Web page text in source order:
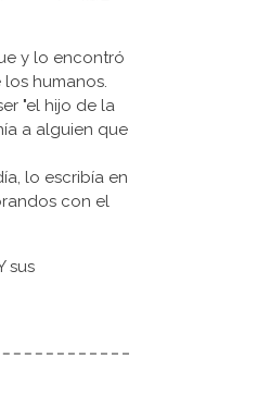
y lo encontró
humanos.
"el hijo de la
a alguien que
lo escribía en
con el
sus